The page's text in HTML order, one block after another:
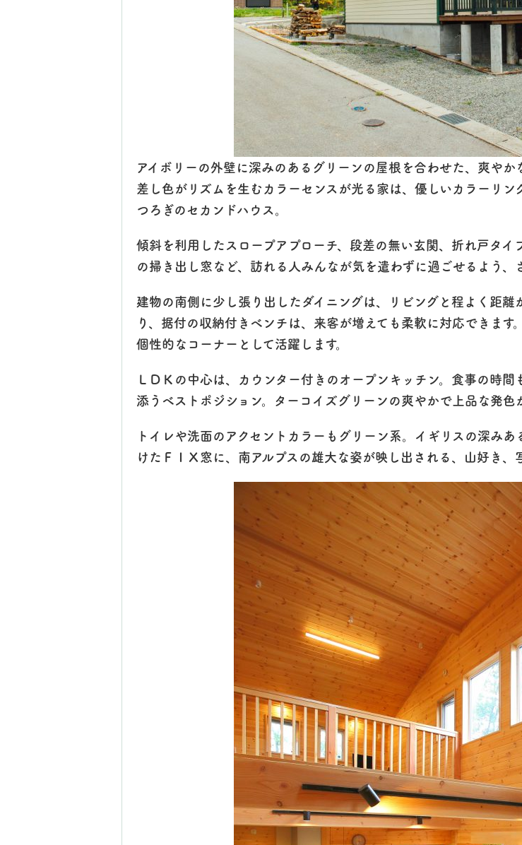
アイボリーの外壁に深みのあるグリーンの屋根を合わせた、爽や
差し色がリズムを生むカラーセンスが光る家は、優しいカラーリ
つろぎのセカンドハウス。
傾斜を利用したスロープアプローチ、段差の無い玄関、折れ戸タイ
の掃き出し窓など、訪れる人みんなが気を遣わずに過ごせるよう、
建物の南側に少し張り出したダイニングは、リビングと程よく距
り、据付の収納付きベンチは、来客が増えても柔軟に対応できま
個性的なコーナーとして活躍します。
ＬＤＫの中心は、カウンター付きのオープンキッチン。食事の時
添うベストポジション。ターコイズグリーンの爽やかで上品な発色
トイレや洗面のアクセントカラーもグリーン系。イギリスの深み
けたＦＩＸ窓に、南アルプスの雄大な姿が映し出される、山好き、